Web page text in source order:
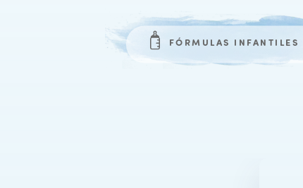
FÓRMULAS INFANTILES